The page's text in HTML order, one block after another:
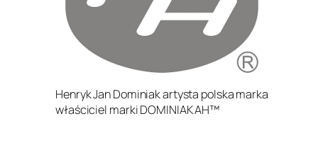
Henryk Jan Dominiak artysta polska marka
właściciel marki DOMINIAK AH™